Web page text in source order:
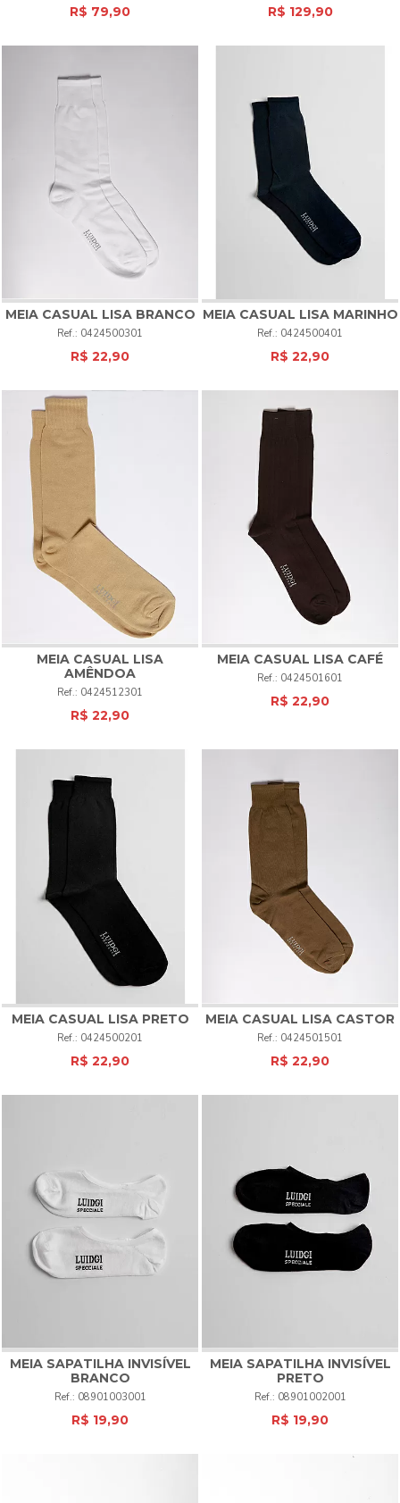
R$ 79,90 R$ 129,90
MEIA CASUAL LISA BRANCO
0424500301
R$ 22,90
MEIA CASUAL LISA MARINHO
0424500401
R$ 22,90
MEIA CASUAL LISA
AMÊNDOA
0424512301
R$ 22,90
MEIA CASUAL LISA CAFÉ
0424501601
R$ 22,90
MEIA CASUAL LISA PRETO
0424500201
R$ 22,90
MEIA CASUAL LISA CASTOR
0424501501
R$ 22,90
MEIA SAPATILHA INVISÍVEL
BRANCO
08901003001
R$ 19,90
MEIA SAPATILHA INVISÍVEL
PRETO
08901002001
R$ 19,90